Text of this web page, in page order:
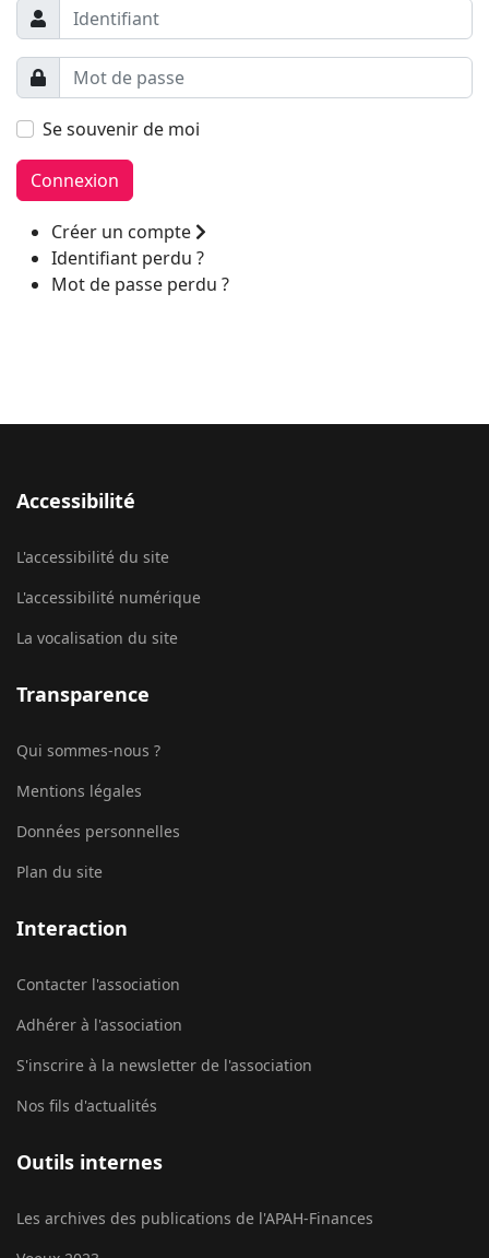
Se souvenir de moi
Connexion
Créer un compte
Identifiant perdu ?
Mot de passe perdu ?
Accessibilité
L'accessibilité du site
L'accessibilité numérique
La vocalisation du site
Transparence
Qui sommes-nous ?
Mentions légales
Données personnelles
Plan du site
Interaction
Contacter l'association
Adhérer à l'association
S'inscrire à la newsletter de l'association
Nos fils d'actualités
Outils internes
Les archives des publications de l'APAH-Finances